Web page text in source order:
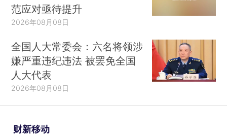
范应对亟待提升
2026年08月08日
全国人大常委会：六名将领涉
嫌严重违纪违法 被罢免全国
人大代表
2026年08月08日
财新移动